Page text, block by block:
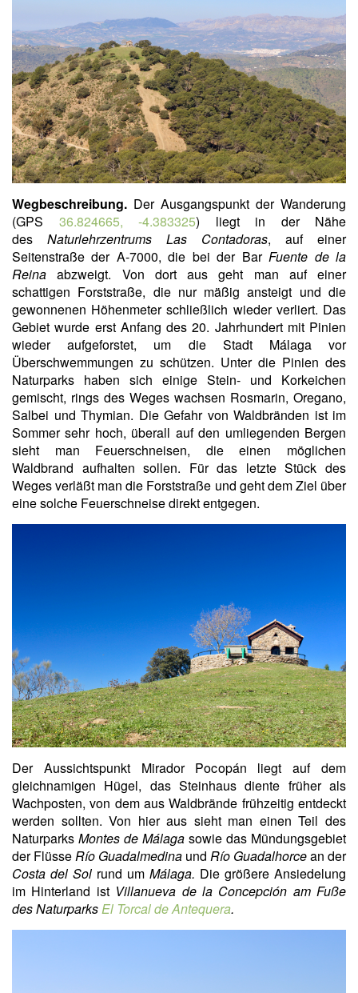
Wegbeschreibung. Der Ausgangspunkt der Wanderung
(GPS 36.824665, -4.383325) liegt in der Nähe
des Naturlehrzentrums Las Contadoras, auf einer
Seitenstraße der A-7000, die bei der BarFuente de la
Reina abzweigt. Von dort aus geht man auf einer
schattigen Forststraße, die nur mäßig ansteigt und die
gewonnenen Höhenmeter schließlich wieder verliert. Das
Gebiet wurde erst Anfang des 20. Jahrhundert mit Pinien
wieder aufgeforstet, um die Stadt Málaga vor
Überschwemmungen zu schützen. Unter die Pinien des
Naturparks haben sich einige Stein- und Korkeichen
gemischt, rings des Weges wachsen Rosmarin, Oregano,
Salbei und Thymian. Die Gefahr von Waldbränden ist im
Sommer sehr hoch, überall auf den umliegenden Bergen
sieht man Feuerschneisen, die einen möglichen
Waldbrand aufhalten sollen. Für das letzte Stück des
Weges verläßt man die Forststraße und geht dem Ziel über
eine solche Feuerschneise direkt entgegen.
Der Aussichtspunkt Mirador Pocopán liegt auf dem
gleichnamigen Hügel, das Steinhaus diente früher als
Wachposten, von dem aus Waldbrände frühzeitig entdeckt
werden sollten. Von hier aus sieht man einen Teil des
Naturparks Montes de Málaga sowie das Mündungsgebiet
der FlüsseRío Guadalmedina und Río Guadalhorcean der
Costa del Sol rund um Málaga. Die größere Ansiedelung
im Hinterland ist Villanueva de la Concepción am Fuße
des NaturparksEl Torcal de Antequera.